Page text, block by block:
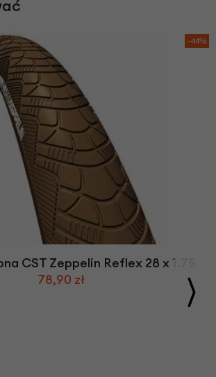
-44%
CST Zeppelin Reflex 28 x 1.75
78,90 zł